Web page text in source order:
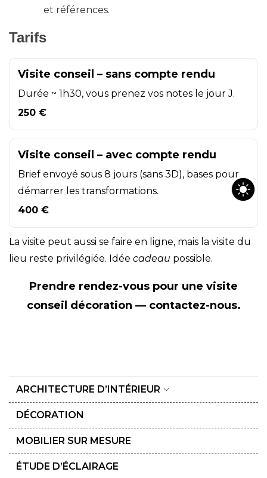
ARCHITECTURE D’INTÉRIEUR
DÉCORATION
MOBILIER SUR MESURE
ÉTUDE D’ÉCLAIRAGE
et références.
Tarifs
Visite conseil – sans compte rendu
Durée ~ 1h30, vous prenez vos notes le jour J.
250 €
Visite conseil – avec compte rendu
Brief envoyé sous 8 jours (sans 3D), bases pour
démarrer les transformations.
400 €
La visite peut aussi se faire en ligne, mais la visite du
lieu reste privilégiée. Idée cadeau possible.
Prendre rendez-vous pour une visite
conseil décoration — contactez-nous.